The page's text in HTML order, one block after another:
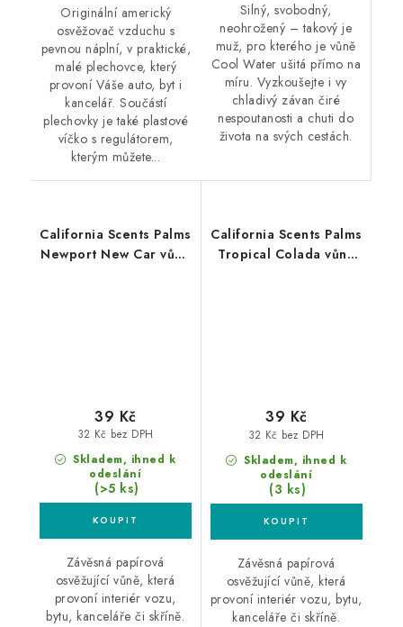
Originální americký
osvěžovač vzduchu s
pevnou náplní, v praktické,
malé plechovce, který
provoní Váše auto, byt i
kancelář. Součástí
plechovky je také plastové
víčko s regulátorem,
kterým můžete...
Silný, svobodný,
neohrožený – takový je
muž, pro kterého je vůně
Cool Water ušitá přímo na
míru. Vyzkoušejte i vy
chladivý závan čiré
nespoutanosti a chuti do
života na svých cestách.
California Scents Palms
Newport New Car vůně
Skladem, ihned k
odeslání
(>5 ks)
32 Kč bez DPH
39 Kč
Závěsná papírová
osvěžující vůně, která
provoní interiér vozu,
bytu, kanceláře či skříně.
California Scents Palms
Tropical Colada vůně
Skladem, ihned k
odeslání
(3 ks)
32 Kč bez DPH
39 Kč
Závěsná papírová
osvěžující vůně, která
provoní interiér vozu, bytu,
kanceláře či skříně.